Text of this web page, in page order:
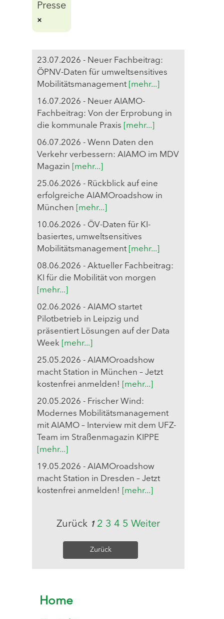
Presse
23.07.2026 - Neuer Fachbeitrag:
ÖPNV-Daten für umweltsensitives
Mobilitätsmanagement [mehr...]
16.07.2026 - Neuer AIAMO-
Fachbeitrag: Von der Erprobung in
die kommunale Praxis
[mehr...]
06.07.2026 - Wenn Daten den
Verkehr verbessern: AIAMO im MDV
Magazin
[mehr...]
25.06.2026 - Rückblick auf eine
erfolgreiche AIAMOroadshow in
München
[mehr...]
10.06.2026 - ÖV-Daten für KI-
basiertes, umweltsensitives
Mobilitätsmanagement [mehr...]
08.06.2026 - Aktueller Fachbeitrag:
KI für die Mobilität von morgen
[mehr...]
02.06.2026 - AIAMO startet
Pilotbetrieb in Leipzig und
präsentiert Lösungen auf der Data
Week
[mehr...]
25.05.2026 - AIAMOroadshow
macht Station in München – Jetzt
kostenfrei anmelden!
[mehr...]
20.05.2026 - Frischer Wind:
Modernes Mobilitätsmanagement
mit AIAMO – Interview mit dem UFZ-
Team im Straßenmagazin KIPPE
[mehr...]
19.05.2026 - AIAMOroadshow
macht Station in Dresden – Jetzt
kostenfrei anmelden!
[mehr...]
Zurück 1 2 3 4 5 Weiter
Zurück
Home